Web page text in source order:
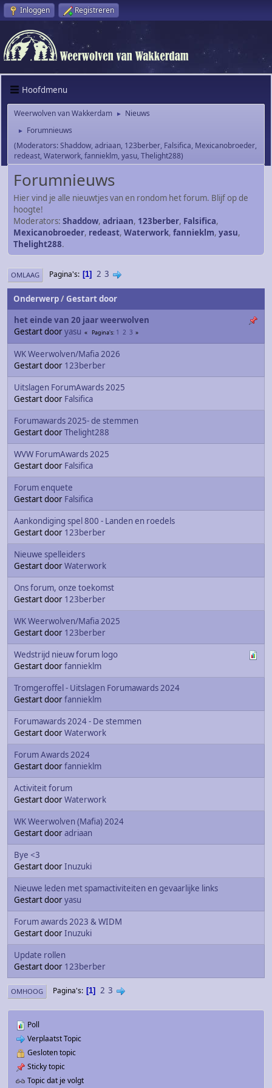
Inloggen Registreren
Hoofdmenu
Weerwolven van Wakkerdam ► Nieuws
►
Forumnieuws
(Moderators:Shaddow, adriaan, 123berber, Falsifica, Mexicanobroeder,
redeast, Waterwork, fannieklm, yasu, Thelight288)
Forumnieuws
Hier vind je alle nieuwtjes van en rondom het forum. Blijf op de
hoogte!
Moderators: Shaddow, adriaan, 123berber, Falsifica,
Mexicanobroeder, redeast, Waterwork, fannieklm, yasu,
Thelight288.
OMLAAG Pagina's 1 2 3
Onderwerp/Gestart door
het einde van 20 jaar weerwolven
Gestart dooryasu Pagina's 1 2 3
WK Weerwolven/Mafia 2026
Gestart door 123berber
Uitslagen ForumAwards 2025
Gestart door Falsifica
Forumawards 2025- de stemmen
Gestart doorThelight288
WVW ForumAwards 2025
Gestart door Falsifica
Forum enquete
Gestart door Falsifica
Aankondiging spel 800 - Landen en roedels
Gestart door 123berber
Nieuwe spelleiders
Gestart doorWaterwork
Ons forum, onze toekomst
Gestart door 123berber
WK Weerwolven/Mafia 2025
Gestart door 123berber
Wedstrijd nieuw forum logo
Gestart doorfannieklm
Tromgeroffel - Uitslagen Forumawards 2024
Gestart doorfannieklm
Forumawards 2024 - De stemmen
Gestart doorWaterwork
Forum Awards 2024
Gestart doorfannieklm
Activiteit forum
Gestart doorWaterwork
WK Weerwolven (Mafia) 2024
Gestart dooradriaan
Bye <3
Gestart doorInuzuki
Nieuwe leden met spamactiviteiten en gevaarlijke links
Gestart dooryasu
Forum awards 2023 & WIDM
Gestart doorInuzuki
Update rollen
Gestart door 123berber
OMHOOG Pagina's 1 2 3
Poll
Verplaatst Topic
Gesloten topic
Sticky topic
Topic dat je volgt